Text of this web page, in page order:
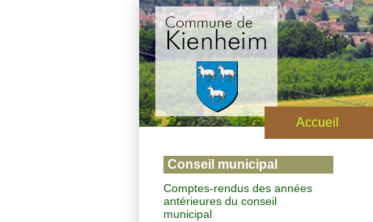
Accueil
Conseil municipal
Comptes-rendus des années
antérieures du conseil
municipal